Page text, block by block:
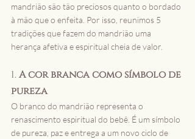
mandrião são tão preciosos quanto o bordado
à mão que o enfeita. Por isso, reunimos 5
tradições que fazem do mandrião uma
herança afetiva e espiritual cheia de valor.
1. A cor branca como símbolo de
pureza
O branco do mandrião representa o
renascimento espiritual do bebê. É um símbolo
de pureza, paz e entrega a um novo ciclo de